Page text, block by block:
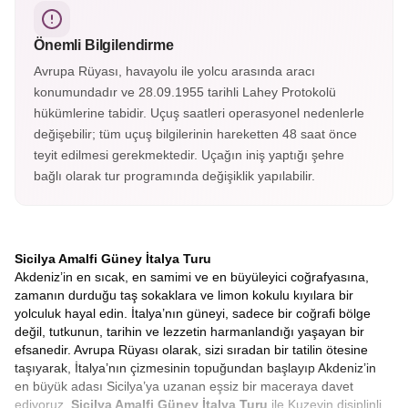
listesindedir. Krater yürüyüşleri ve lav manzaralarıyla
etkileyici bir doğa deneyimi sunar.
Önemli Bilgilendirme
Avrupa Rüyası, havayolu ile yolcu arasında aracı
konumundadır ve 28.09.1955 tarihli Lahey Protokolü
hükümlerine tabidir. Uçuş saatleri operasyonel nedenlerle
değişebilir; tüm uçuş bilgilerinin hareketten 48 saat önce
teyit edilmesi gerekmektedir. Uçağın iniş yaptığı şehre
bağlı olarak tur programında değişiklik yapılabilir.
Sicilya Amalfi Güney İtalya Turu
Akdeniz’in en sıcak, en samimi ve en büyüleyici coğrafyasına,
zamanın durduğu taş sokaklara ve limon kokulu kıyılara bir
yolculuk hayal edin. İtalya’nın güneyi, sadece bir coğrafi bölge
değil, tutkunun, tarihin ve lezzetin harmanlandığı yaşayan bir
efsanedir. Avrupa Rüyası olarak, sizi sıradan bir tatilin ötesine
taşıyarak, İtalya’nın çizmesinin topuğundan başlayıp Akdeniz’in
en büyük adası Sicilya’ya uzanan eşsiz bir maceraya davet
ediyoruz. Sicilya Amalfi Güney İtalya Turu ile Kuzeyin disiplinli